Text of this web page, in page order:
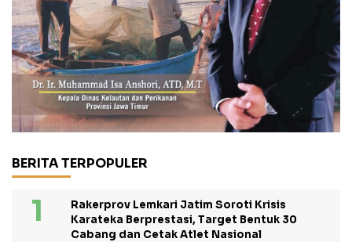
BERITA TERPOPULER
Rakerprov Lemkari Jatim Soroti Krisis
Karateka Berprestasi, Target Bentuk 30
Cabang dan Cetak Atlet Nasional